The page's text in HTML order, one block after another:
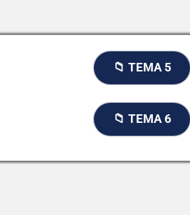
📁 TEMA 5
📁 TEMA 6